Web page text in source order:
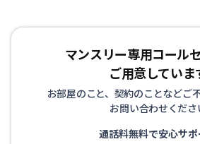
マンスリー専用コール
ご用意していま
お部屋のこと、契約のことなどご
お問い合わせくださ
通話料無料で安心サポ